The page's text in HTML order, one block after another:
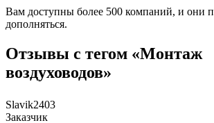
Вам доступны более 500 компаний, и они
дополняться.
Отзывы с тегом «Монтаж
воздуховодов»
Slavik2403
Заказчик